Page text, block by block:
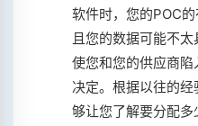
软件时，您的POC
且您的数据可能不
使您和您的供应商
决定。根据以往的
够让您了解要分配